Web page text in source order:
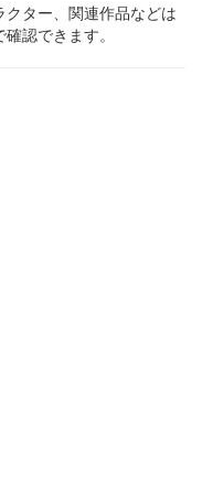
ター、関連作品などは
確認できます。